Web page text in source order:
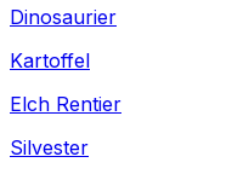
Dinosaurier
Kartoffel
Elch Rentier
Silvester